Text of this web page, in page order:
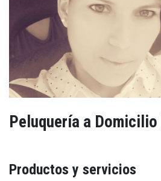
Peluquería a Domicilio
Productos y servicios